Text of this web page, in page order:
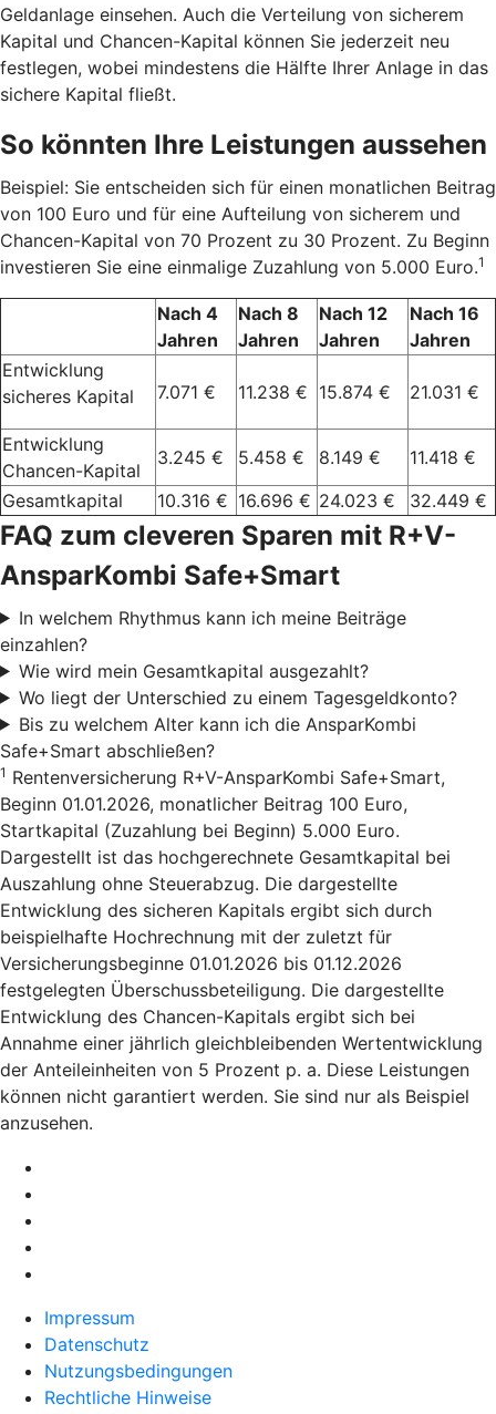
Geldanlage einsehen. Auch die Verteilung von sicherem
Kapital und Chancen-Kapital können Sie jederzeit neu
festlegen, wobei mindestens die Hälfte Ihrer Anlage in das
sichere Kapital fließt.
So könnten Ihre Leistungen aussehen
Beispiel: Sie entscheiden sich für einen monatlichen Beitrag
von 100 Euro und für eine Aufteilung von sicherem und
Chancen-Kapital von 70 Prozent zu 30 Prozent. Zu Beginn
investieren Sie eine einmalige Zuzahlung von 5.000 Euro.1
Nach 4
Jahren
Nach 8
Jahren
Nach 12
Jahren
Nach 16
Jahren
Entwicklung
sicheres Kapital
7.071 € 11.238 € 15.874 € 21.031 €
Entwicklung
Chancen-Kapital
3.245 € 5.458 € 8.149 €
11.418 €
Gesamtkapital
10.316 € 16.696 € 24.023 € 32.449 €
FAQ zum cleveren Sparen mit R+V-
AnsparKombi Safe+Smart
In welchem Rhythmus kann ich meine Beiträge
einzahlen?
Wie wird mein Gesamtkapital ausgezahlt?
Wo liegt der Unterschied zu einem Tagesgeldkonto?
Bis zu welchem Alter kann ich die AnsparKombi
Safe+Smart abschließen?
1 Rentenversicherung R+V-AnsparKombi Safe+Smart,
Beginn 01.01.2026, monatlicher Beitrag 100 Euro,
Startkapital (Zuzahlung bei Beginn) 5.000 Euro.
Dargestellt ist das hochgerechnete Gesamtkapital bei
Auszahlung ohne Steuerabzug. Die dargestellte
Entwicklung des sicheren Kapitals ergibt sich durch
beispielhafte Hochrechnung mit der zuletzt für
Versicherungsbeginne 01.01.2026 bis 01.12.2026
festgelegten Überschussbeteiligung. Die dargestellte
Entwicklung des Chancen-Kapitals ergibt sich bei
Annahme einer jährlich gleichbleibenden Wertentwicklung
der Anteileinheiten von 5 Prozent p. a. Diese Leistungen
können nicht garantiert werden. Sie sind nur als Beispiel
anzusehen.
Impressum
Datenschutz
Nutzungsbedingungen
Rechtliche Hinweise